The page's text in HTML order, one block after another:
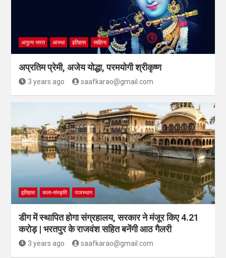
अतुल्य भारत आस्था इतिहास साहित्य
अप्रतिम प्रेमी, अजेय योद्धा, परमयोगी श्रीकृष्ण
3 years ago saafkarao@gmail.com
इतिहास कला-संस्कृति राजस्थान
डीग में स्थापित होगा संग्रहालय, सरकार ने मंजूर किए 4.21
करोड़ | भरतपुर के राजवंश सहित बनेंगी आठ गैलरी
3 years ago saafkarao@gmail.com